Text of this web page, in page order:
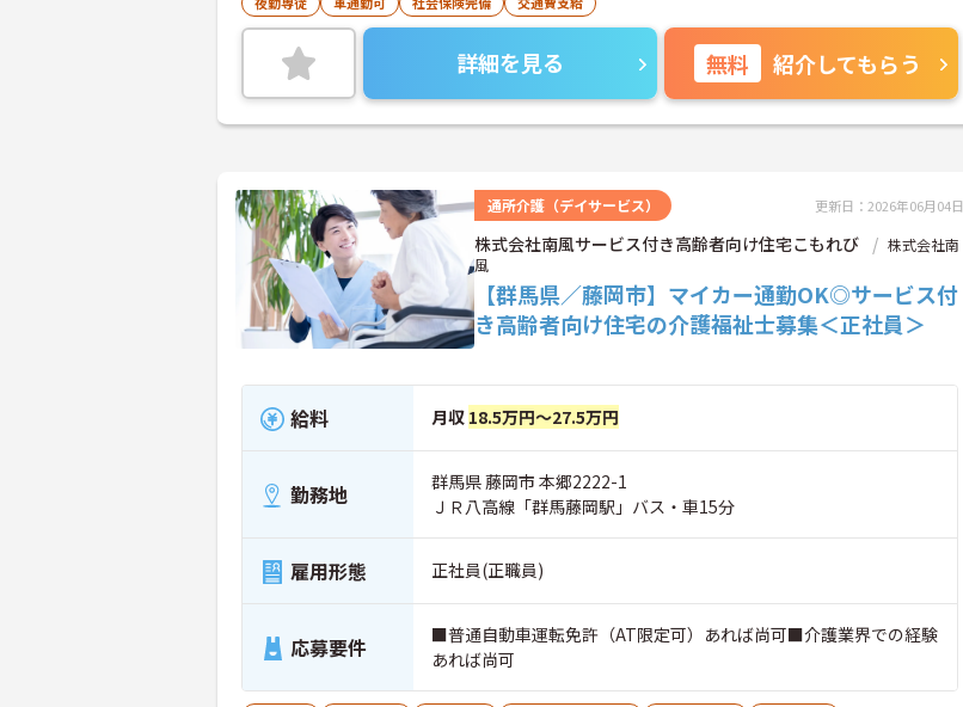
詳細を見る 無料 紹介してもらう
通所介護（デイサービス） 更新日：2026年06月04日
株式会社南風サービス付き高齢者向け住宅こもれび
株式会社南
風
【群馬県／藤岡市】マイカー通勤OK◎サービス付
き高齢者向け住宅の介護福祉士募集＜正社員＞
給料 月収 18.5万円～27.5万円
勤務地
群馬県 藤岡市 本郷2222-1
ＪＲ八高線「群馬藤岡駅」バス・車15分
雇用形態 正社員(正職員)
応募要件
■普通自動車運転免許（AT限定可）あれば尚可■介護業界での経験
あれば尚可